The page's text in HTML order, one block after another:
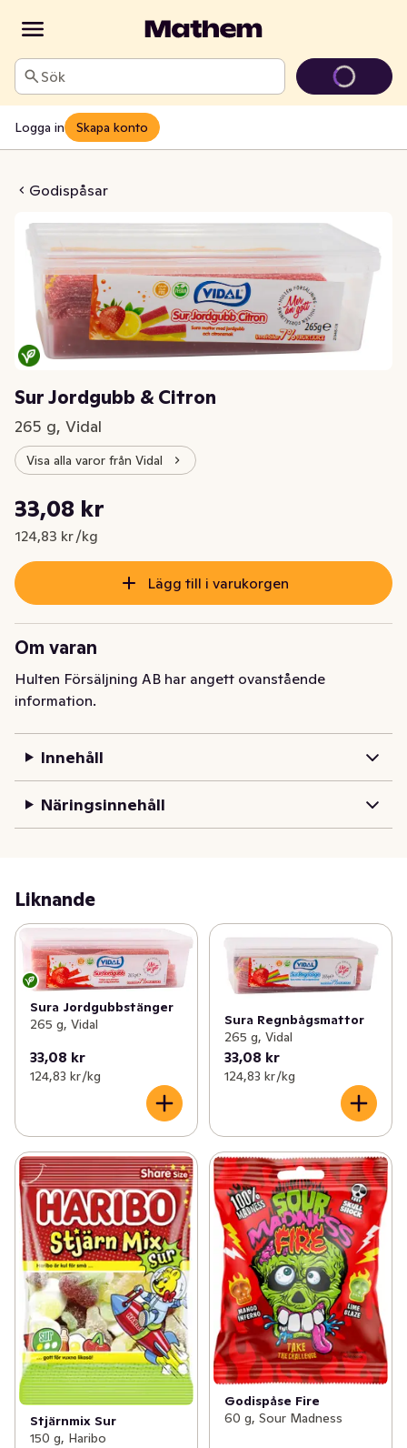
Sök
Logga in Skapa konto
Godispåsar
& Citron
Sur Jordgubb & Citron
265 g, Vidal
Visa alla varor från Vidal
Nuvarande pris är: 33,08 kr
33,08 kr
124,83 kr /kg
Styckpris: 124,83 kr /kg
Lägg till i varukorgen
Om varan
Hulten Försäljning AB har angett ovanstående
information.
Innehåll
Näringsinnehåll
Liknande
Sura Jordgubbstänger
265 g, Vidal
33,08 kr
124,83 kr /kg
Sura Regnbågsmattor
265 g, Vidal
33,08 kr
124,83 kr /kg
Stjärnmix Sur
150 g, Haribo
Godispåse Fire
60 g, Sour Madness